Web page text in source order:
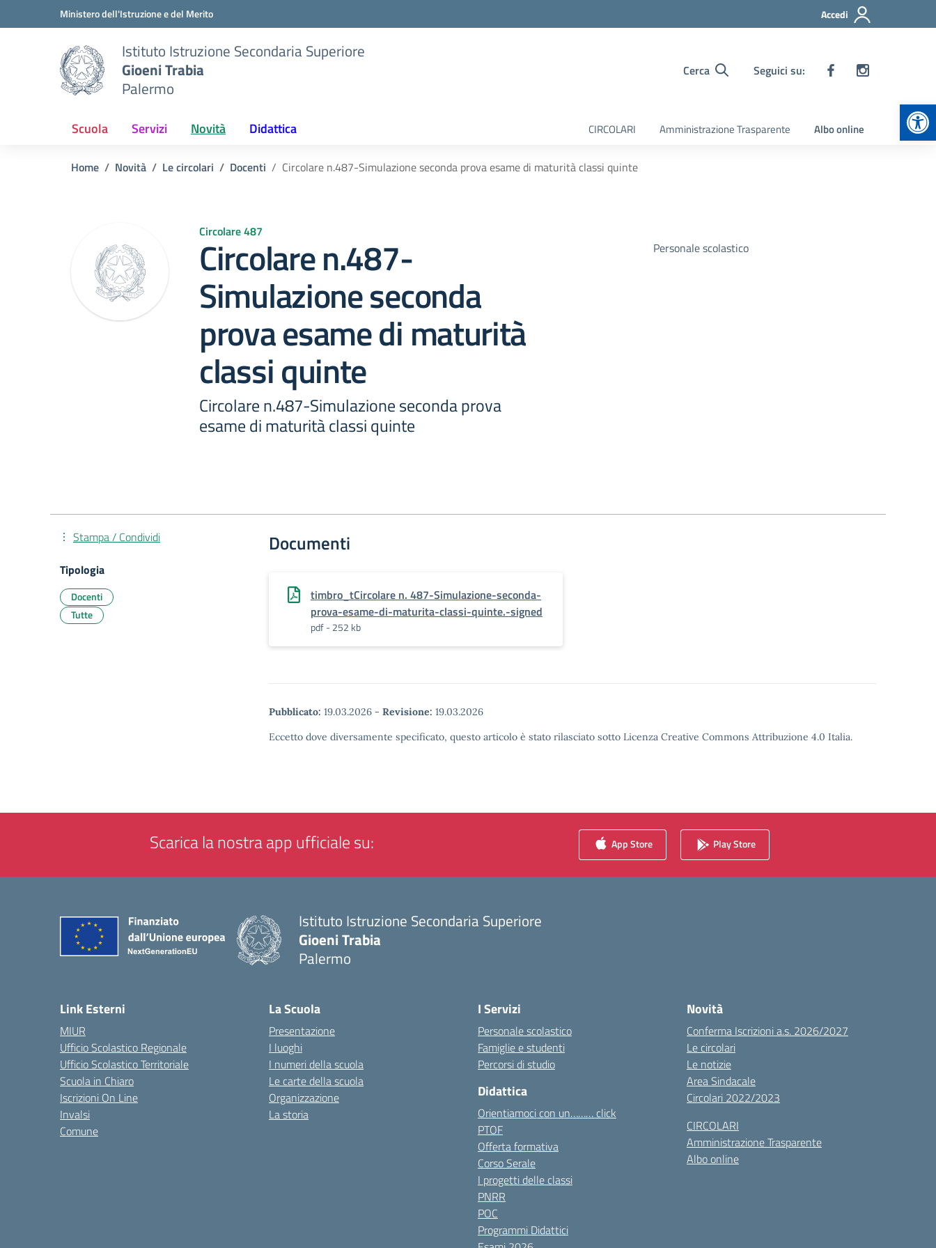
Vai ai contenuti
Vai al menu di navigazioneMinistero dell'Istruzione e del Merito Accedi
Istituto Istruzione Secondaria Superiore
Gioeni Trabia
Palermo
Cerca Seguici su:
Scuola Servizi Novità Didattica CIRCOLARI Amministrazione Trasparente Albo online
Home Novità Le circolari Docenti Circolare n.487-Simulazione seconda prova esame di maturità classi quinte
Circolare 487
Circolare n.487-
Simulazione seconda
prova esame di maturità
classi quinte
Circolare n.487-Simulazione seconda prova
esame di maturità classi quinte
Personale scolastico
Documenti
timbro_tCircolare n. 487-Simulazione-seconda-
prova-esame-di-maturita-classi-quinte.-signed
pdf - 252 kb
Pubblicato: 19.03.2026 - Revisione: 19.03.2026
Eccetto dove diversamente specificato, questo articolo è stato rilasciato sotto Licenza Creative Commons Attribuzione 4.0 Italia.
Stampa / Condividi
Tipologia
Docenti
Tutte
Scarica la nostra app ufficiale su: App Store Play Store
Istituto Istruzione Secondaria Superiore
Gioeni Trabia
Palermo
Link Esterni
MIUR
Ufficio Scolastico Regionale
Ufficio Scolastico Territoriale
Scuola in Chiaro
Iscrizioni On Line
Invalsi
Comune
La Scuola
Presentazione
I luoghi
I numeri della scuola
Le carte della scuola
Organizzazione
La storia
I Servizi
Personale scolastico
Famiglie e studenti
Percorsi di studio
Didattica
Orientiamoci con un……… click
PTOF
Offerta formativa
Corso Serale
I progetti delle classi
PNRR
POC
Programmi Didattici
Novità
Conferma Iscrizioni a.s. 2026/2027
Le circolari
Le notizie
Area Sindacale
Circolari 2022/2023
CIRCOLARI
Amministrazione Trasparente
Albo online